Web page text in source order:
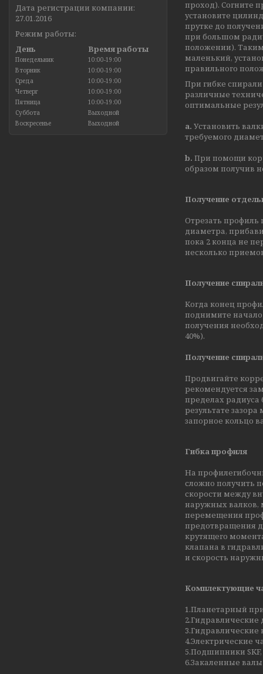
проход). Согните
установите
прутке до
при большом
положении).
маленький,
правильного
При гибке
различные
оптимальные
a. Установить
требуемого
b. При помощи
образом получив
Получение
Отрезать профиль
диаметра,
пока 2 конца не
несколько
Получение
Когда конец
поднимите начало
получения
40%).
Получение
Продвигайте
рекомендуется
пределах радиуса
результате
запорное кольцо
Гибка профиля
На
сложно получить
скорости между
наружных валков,
перемещения
предотвращения
крутящего
клапана в
и скорость
Комплектующие
1.Планетарный
2.Гидравлические
3.Гидравлические
4.Электрические
5.Подшипники SKF,
6.Закаленные валы
Дата регистрации компании:
27.01.2016
Режим работы:
День
Время работы
Понедельник
10:00-19:00
Вторник
10:00-19:00
Среда
10:00-19:00
Четверг
10:00-19:00
Пятница
10:00-19:00
Суббота
Выходной
Воскресенье
Выходной